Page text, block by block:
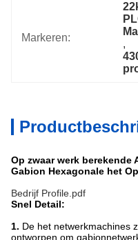
Markeren:
,
Op zwaar werk berekende
Gabion Hexagonale het
Bedrijf Profile.pdf
Snel Detail:
1. De het netwerkmachines
ontworpen om